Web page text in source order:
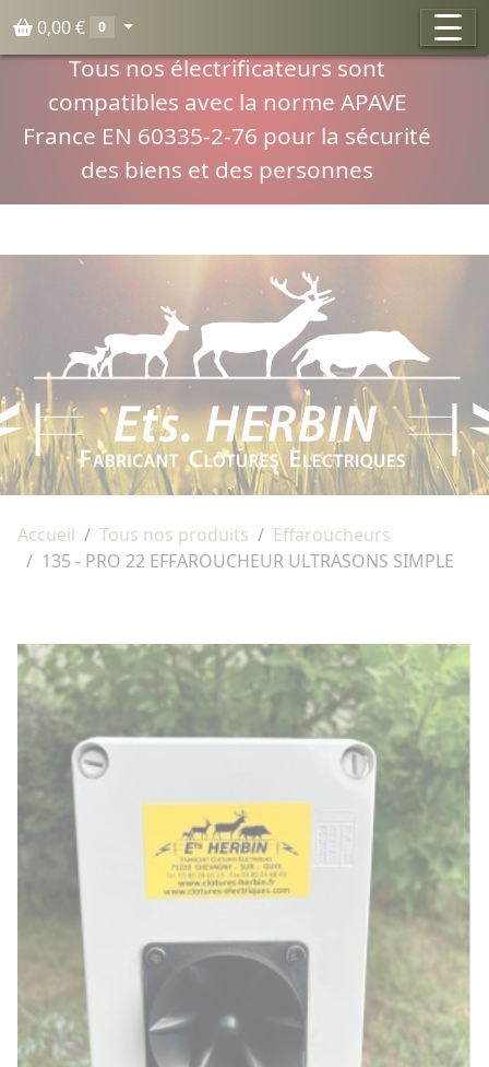
Panneau de gestion des cookies
Compatibilité normes APAVE
Tous nos électrificateurs sont
compatibles avec la norme APAVE
France EN 60335-2-76 pour la sécurité
des biens et des personnes
0,00 € 0
Accueil Tous nos produits
Effaroucheurs
135 - PRO 22 EFFAROUCHEUR ULTRASONS SIMPLE